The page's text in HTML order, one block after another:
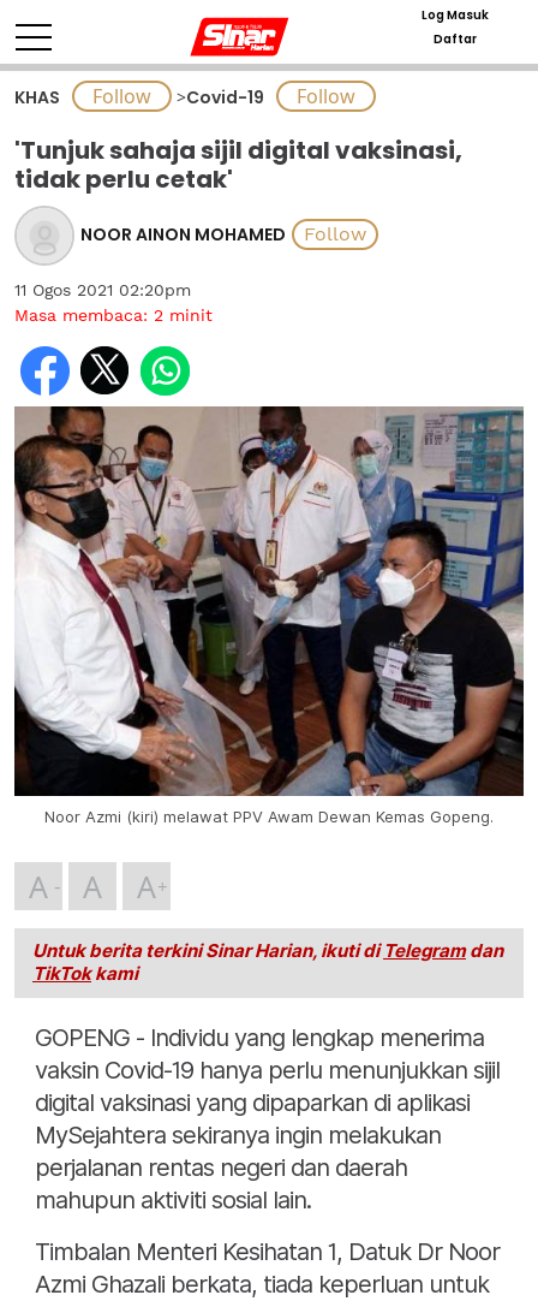
Log Masuk
Daftar
KHAS >Covid-19
'Tunjuk sahaja sijil digital vaksinasi,
tidak perlu cetak'
NOOR AINON MOHAMED
11 Ogos 2021 02:20pm
Masa membaca: 2 minit
Noor Azmi (kiri) melawat PPV Awam Dewan Kemas Gopeng.
A A A
Untuk berita terkini Sinar Harian, ikuti di Telegramdan
TikTokkami
GOPENG - Individu yang lengkap menerima
vaksin Covid-19 hanya perlu menunjukkan sijil
digital vaksinasi yang dipaparkan di aplikasi
MySejahtera sekiranya ingin melakukan
perjalanan rentas negeri dan daerah
mahupun aktiviti sosial lain.
Timbalan Menteri Kesihatan 1, Datuk Dr Noor
Azmi Ghazali berkata, tiada keperluan untuk